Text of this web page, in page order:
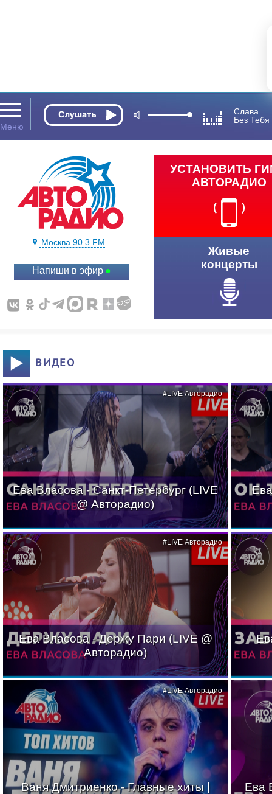
Слава
Без
Москва 90.3 FM
Напиши в эфир
УСТАНОВИТЬ
АВТОРАДИО
Живые
концерты
ВИДЕО
Ева Власова - Санкт-Петербург (LIVE
@ Авторадио)
#LIVE Авторадио
Ева Власова - Держу Пари (LIVE @
Авторадио)
#LIVE Авторадио
Ваня Дмитриенко - Главные хиты |
#LIVE Авторадио
Ева